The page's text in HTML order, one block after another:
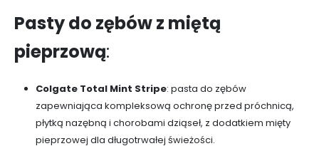
Pasty do zębów z miętą
pieprzową:
Colgate Total Mint Stripe: pasta do zębów
zapewniająca kompleksową ochronę przed próchnicą,
płytką nazębną i chorobami dziąseł, z dodatkiem mięty
pieprzowej dla długotrwałej świeżości.